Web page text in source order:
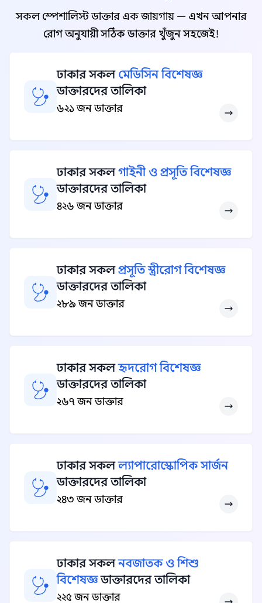
সকল স্পেশালিস্ট ডাক্তার এক জায়গায় — এখন আপনার
রোগ অনুযায়ী সঠিক ডাক্তার খুঁজুন সহজেই!
ঢাকার সকল মেডিসিন বিশেষজ্ঞ
ডাক্তারদের তালিকা
৬২১ জন ডাক্তার
ঢাকার সকলগাইনী ও প্রসূতি বিশেষজ্ঞ
ডাক্তারদের তালিকা
৪২৬ জন ডাক্তার
ঢাকার সকলপ্রসূতি স্ত্রীরোগ বিশেষজ্ঞ
ডাক্তারদের তালিকা
২৮৯ জন ডাক্তার
ঢাকার সকলহৃদরোগ বিশেষজ্ঞ
ডাক্তারদের তালিকা
২৬৭ জন ডাক্তার
ঢাকার সকলল্যাপারোস্কোপিক সার্জন
ডাক্তারদের তালিকা
২৪৩ জন ডাক্তার
ঢাকার সকলনবজাতক ও শিশু
বিশেষজ্ঞডাক্তারদের তালিকা
২২৫ জন ডাক্তার